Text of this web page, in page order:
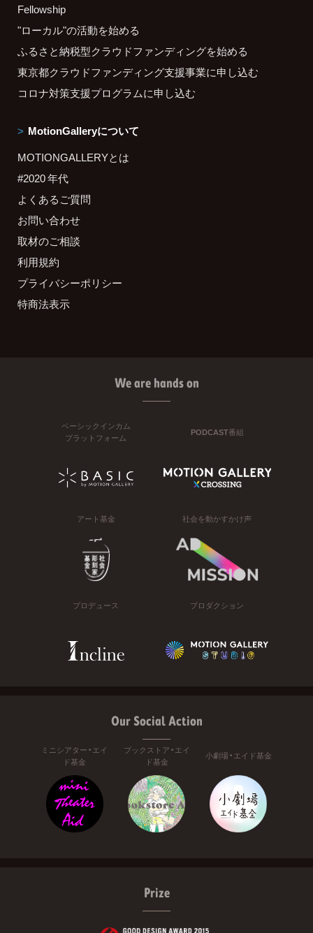
Fellowship
"ローカル"の活動を始める
ふるさと納税型クラウドファンディングを始める
東京都クラウドファンディング支援事業に申し込む
コロナ対策支援プログラムに申し込む
MotionGalleryについて
MOTIONGALLERYとは
#2020 年代
よくあるご質問
お問い合わせ
取材のご相談
利用規約
プライバシーポリシー
特商法表示
We are hands on
ベーシックインカム
プラットフォーム
PODCAST番組
アート基金 社会を動かすかけ声
プロデュース プロダクション
Our Social Action
ミニシアター・エイ
ド基金
ブックストア・エイ
ド基金
小劇場・エイド基金
Prize